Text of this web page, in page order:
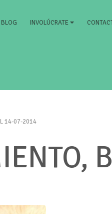
BLOG INVOLÚCRATE
14-07-2014